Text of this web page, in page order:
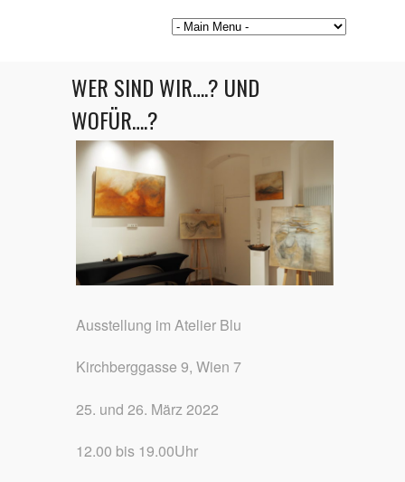
WER SIND WIR….? UND
WOFÜR….?
Ausstellung im Atelier Blu
Kirchberggasse 9, Wien 7
25. und 26. März 2022
12.00 bis 19.00Uhr